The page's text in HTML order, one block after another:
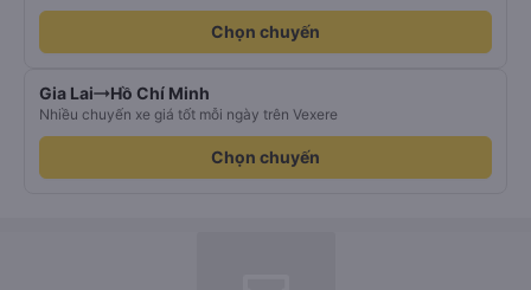
Chọn chuyến
Gia Lai Hồ Chí Minh
Nhiều chuyến xe giá tốt mỗi ngày trên Vexere
Chọn chuyến